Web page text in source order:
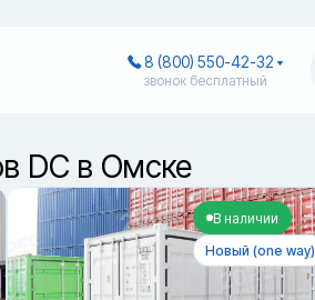
8 (800) 550-42-32
звонок бесплатный
DC в Омске
В наличии
Новый (one way)